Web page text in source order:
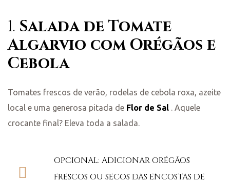
1. Salada de Tomate
Algarvio com Orégãos e
Cebola
Tomates frescos de verão, rodelas de cebola roxa, azeite
local e uma generosa pitada de Flor de Sal . Aquele
crocante final? Eleva toda a salada.
OPCIONAL: ADICIONAR ORÉGÃOS
FRESCOS OU SECOS DAS ENCOSTAS DE